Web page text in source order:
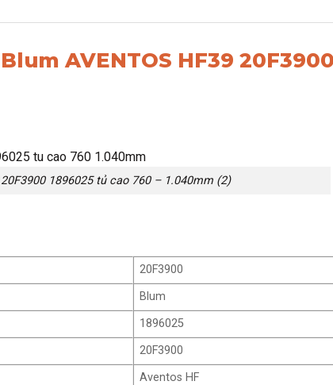
AVENTOS HF39
1896025 tủ cao 760 – 1.040mm (2)
20F3900
Blum
1896025
20F3900
Aventos HF